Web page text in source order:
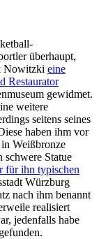
überhaupt,
Nowitzki eine
Restaurator
gewidmet.
weitere
seitens seines
haben ihm vor
Weißbronze
schwere Statue
für ihn typischen
Würzburg
nach ihm benannt
realisiert
jedenfalls habe